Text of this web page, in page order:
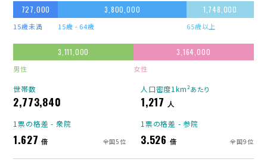
727,000
15歳未満
3,800,000
15歳 - 64歳
1,748,000
65歳以上
3,111,000
男性
3,164,000
女性
世帯数
2,773,840
人口密度1km²あたり
1,217 人
1票の格差 - 衆院
1.627 倍 全国5位
1票の格差 - 参院
3.526 倍 全国9位